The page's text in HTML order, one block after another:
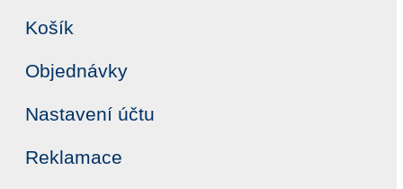
Košík
Objednávky
Nastavení účtu
Reklamace